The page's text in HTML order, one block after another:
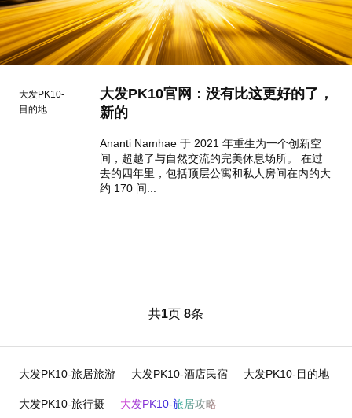
大发PK10-
目的地
大发PK10官网：没有比这更好的了，
新的
Ananti Namhae 于 2021 年重生为一个创新空
间，超越了与自然交流的完美休息场所。 在过
去的四年里，包括顶层公寓和私人房间在内的大
约 170 间...
共1页 8条
大发PK10-旅居旅游 大发PK10-酒店民宿 大发PK10-目的地
大发PK10-旅行摄 大发PK10-旅居攻略